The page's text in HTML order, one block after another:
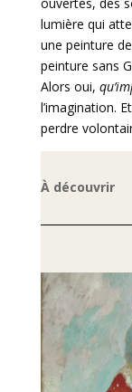
lumière qui
une peinture
peinture sans
Alors oui,
l’imagination.
perdre
À découvrir